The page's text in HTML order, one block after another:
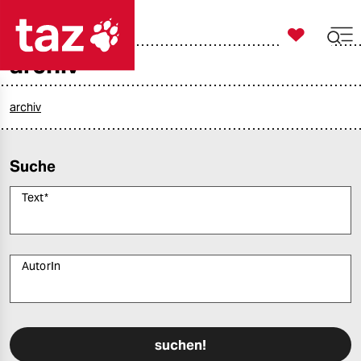
politik
gesellschaft
sport

taz zahl ich
archiv
archiv
Suche
Text*
AutorIn